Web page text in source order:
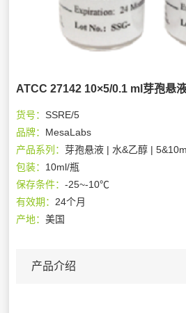
ATCC 27142 10×5/0.1 ml芽孢悬
货号：SSRE/5
品牌： MesaLabs
产品系列：芽孢悬液 | 水&乙醇 |
包装： 10ml/瓶
保存条件：-25~-10℃
有效期：24个月
产地：美国
产品介绍